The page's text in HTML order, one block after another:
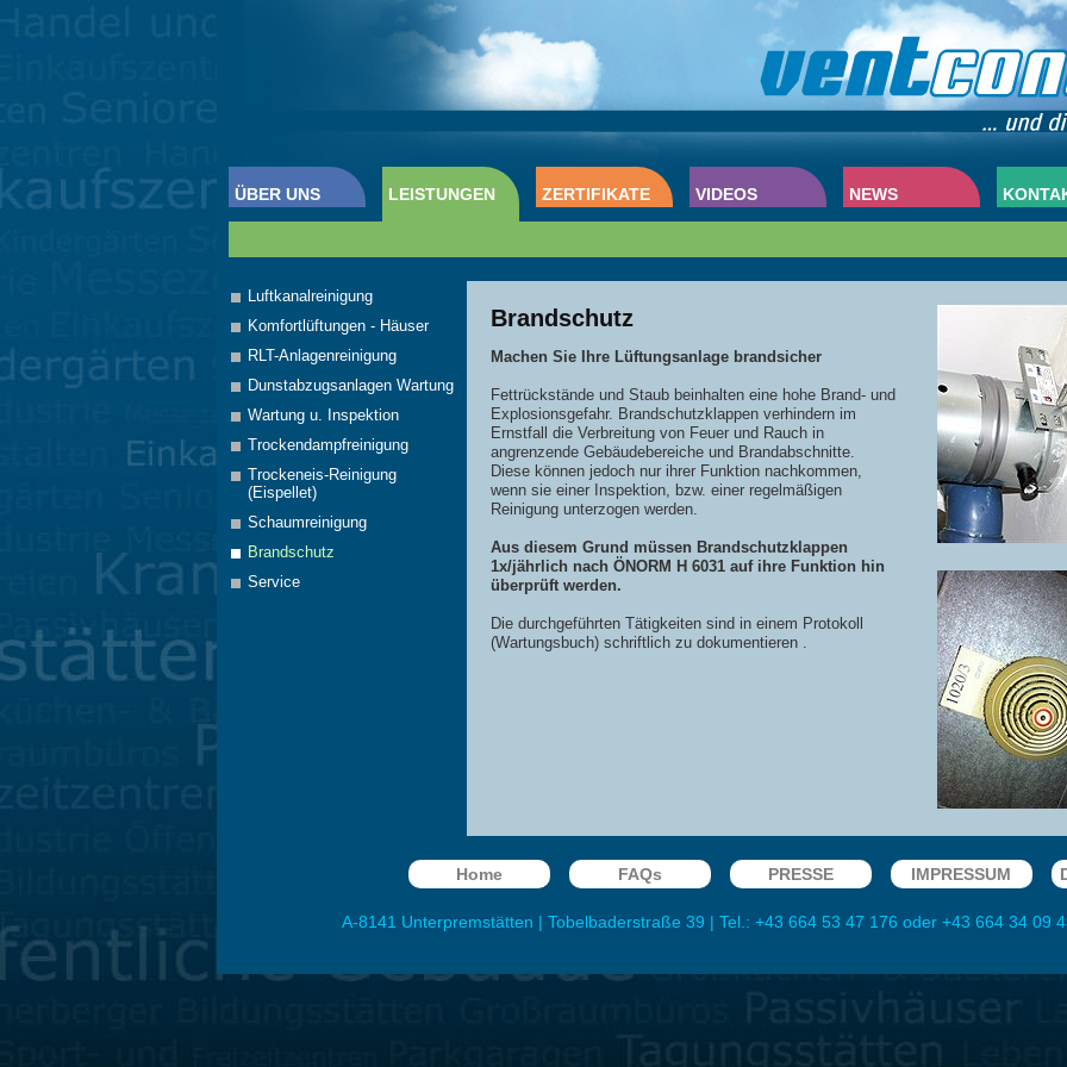
ÜBER UNS LEISTUNGEN ZERTIFIKATE VIDEOS NEWS
Luftkanalreinigung
Komfortlüftungen - Häuser
RLT-Anlagenreinigung
Dunstabzugsanlagen Wartung
Wartung u. Inspektion
Trockendampfreinigung
Trockeneis-Reinigung
(Eispellet)
Schaumreinigung
Brandschutz
Service
Brandschutz
Machen Sie Ihre Lüftungsanlage brandsicher
Fettrückstände und Staub beinhalten eine hohe Brand- und
Explosionsgefahr. Brandschutzklappen verhindern im
Ernstfall die Verbreitung von Feuer und Rauch in
angrenzende Gebäudebereiche und Brandabschnitte.
Diese können jedoch nur ihrer Funktion nachkommen,
wenn sie einer Inspektion, bzw. einer regelmäßigen
Reinigung unterzogen werden.
Aus diesem Grund müssen Brandschutzklappen
1x/jährlich nach ÖNORM H 6031 auf ihre Funktion hin
überprüft werden.
Die durchgeführten Tätigkeiten sind in einem Protokoll
(Wartungsbuch) schriftlich zu dokumentieren .
Home FAQs PRESSE IMPRESSUM
A-8141 Unterpremstätten | Tobelbaderstraße 39 | Tel.: +43 664 53 47 176 oder +43 664 34 09